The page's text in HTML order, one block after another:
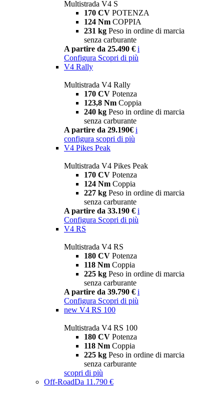
Multistrada V4 S
170 CV POTENZA
124 Nm COPPIA
231 kg Peso in ordine di marcia
senza carburante
A partire da 25.490 € i
Configura Scopri di più
V4 Rally
Multistrada V4 Rally
170 CV Potenza
123,8 Nm Coppia
240 kg Peso in ordine di marcia
senza carburante
A partire da 29.190€ i
configura scopri di più
V4 Pikes Peak
Multistrada V4 Pikes Peak
170 CV Potenza
124 Nm Coppia
227 kg Peso in ordine di marcia
senza carburante
A partire da 33.190 € i
Configura Scopri di più
V4 RS
Multistrada V4 RS
180 CV Potenza
118 Nm Coppia
225 kg Peso in ordine di marcia
senza carburante
A partire da 39.790 € i
Configura Scopri di più
new V4 RS 100
Multistrada V4 RS 100
180 CV Potenza
118 Nm Coppia
225 kg Peso in ordine di marcia
senza carburante
scopri di più
Off-RoadDa 11.790 €